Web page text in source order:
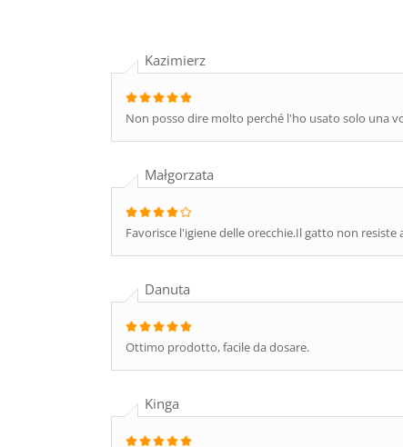
Kazimierz
Non posso dire molto perché l'ho usato solo una
Małgorzata
Favorisce l'igiene delle orecchie.Il gatto non resiste
Danuta
Ottimo prodotto, facile da dosare.
Kinga